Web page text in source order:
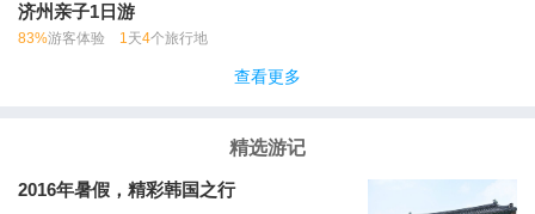
济州亲子1日游
83%游客体验 1天4个旅行地
查看更多
精选游记
2016年暑假，精彩韩国之行